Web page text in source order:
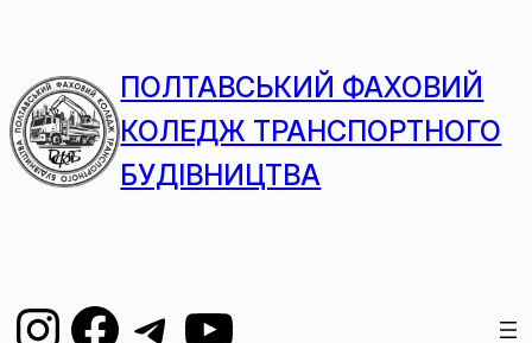
ПОЛТАВСЬКИЙ ФАХОВИЙ
КОЛЕДЖ ТРАНСПОРТНОГО
БУДІВНИЦТВА